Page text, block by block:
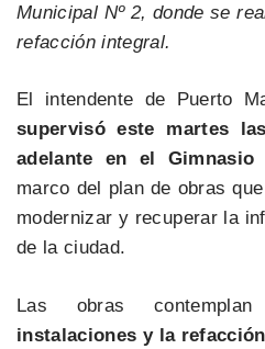
Municipal Nº 2, donde se
refacción integral.
El intendente de Puerto
supervisó este martes
adelante en el Gimnasio
marco del plan de obras
modernizar y recuperar la
de la ciudad.
Las obras
instalaciones y la